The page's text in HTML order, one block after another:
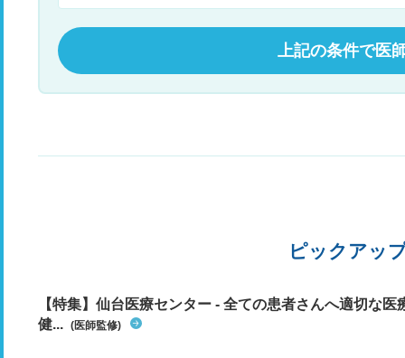
上記の条件で医
ピックアッ
【特集】仙台医療センター - 全ての患者さんへ適切な
健... (医師監修)